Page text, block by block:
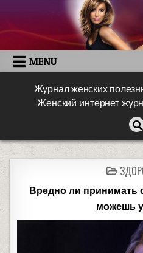
MENU
Журнал женских
Женский интернет
Вредно ли принимать
можешь